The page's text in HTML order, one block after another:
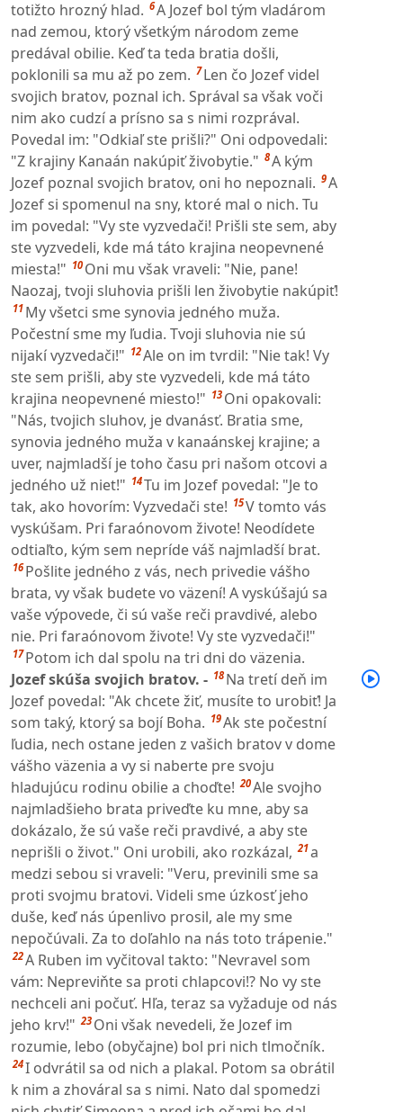
totižto hrozný hlad. 6A Jozef bol tým vladárom
nad zemou, ktorý všetkým národom zeme
predával obilie. Keď ta teda bratia došli,
poklonili sa mu až po zem. 7 Len čo Jozef videl
svojich bratov, poznal ich. Správal sa však voči
nim ako cudzí a prísno sa s nimi rozprával.
Povedal im: "Odkiaľ ste prišli?" Oni odpovedali:
"Z krajiny Kanaán nakúpiť živobytie." 8A kým
Jozef poznal svojich bratov, oni ho nepoznali. 9A
Jozef si spomenul na sny, ktoré mal o nich. Tu
im povedal: "Vy ste vyzvedači! Prišli ste sem, aby
ste vyzvedeli, kde má táto krajina neopevnené
miesta!" 10 Oni mu však vraveli: "Nie, pane!
Naozaj, tvoji sluhovia prišli len živobytie nakúpiť!
11 My všetci sme synovia jedného muža.
Počestní sme my ľudia. Tvoji sluhovia nie sú
nijakí vyzvedači!" 12Ale on im tvrdil: "Nie tak! Vy
ste sem prišli, aby ste vyzvedeli, kde má táto
krajina neopevnené miesto!" 13 Oni opakovali:
"Nás, tvojich sluhov, je dvanásť. Bratia sme,
synovia jedného muža v kanaánskej krajine; a
uver, najmladší je toho času pri našom otcovi a
jedného už niet!" 14Tu im Jozef povedal: "Je to
tak, ako hovorím: Vyzvedači ste! 15V tomto vás
vyskúšam. Pri faraónovom živote! Neodídete
odtiaľto, kým sem nepríde váš najmladší brat.
16 Pošlite jedného z vás, nech privedie vášho
brata, vy však budete vo väzení! A vyskúšajú sa
vaše výpovede, či sú vaše reči pravdivé, alebo
nie. Pri faraónovom živote! Vy ste vyzvedači!"
17 Potom ich dal spolu na tri dni do väzenia.
Jozef skúša svojich bratov. - 18 Na tretí deň im
Jozef povedal: "Ak chcete žiť, musíte to urobiť! Ja
som taký, ktorý sa bojí Boha. 19Ak ste počestní
ľudia, nech ostane jeden z vašich bratov v dome
vášho väzenia a vy si naberte pre svoju
hladujúcu rodinu obilie a choďte! 20Ale svojho
najmladšieho brata priveďte ku mne, aby sa
dokázalo, že sú vaše reči pravdivé, a aby ste
neprišli o život." Oni urobili, ako rozkázal, 21a
medzi sebou si vraveli: "Veru, previnili sme sa
proti svojmu bratovi. Videli sme úzkosť jeho
duše, keď nás úpenlivo prosil, ale my sme
nepočúvali. Za to doľahlo na nás toto trápenie."
22A Ruben im vyčitoval takto: "Nevravel som
vám: Nepreviňte sa proti chlapcovi!? No vy ste
nechceli ani počuť. Hľa, teraz sa vyžaduje od nás
jeho krv!" 23 Oni však nevedeli, že Jozef im
rozumie, lebo (obyčajne) bol pri nich tlmočník.
24I odvrátil sa od nich a plakal. Potom sa obrátil
k nim a zhováral sa s nimi. Nato dal spomedzi